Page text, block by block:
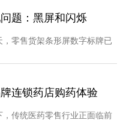
题：黑屏和闪烁
零售货架条形屏数字标牌已
连锁药店购药体验
传统医药零售行业正面临前